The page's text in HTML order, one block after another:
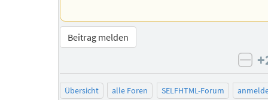
Beitrag melden
Übersicht alle Foren SELFHTML-Forum